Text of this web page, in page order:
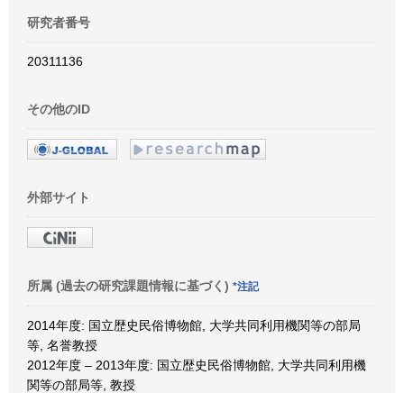
研究者番号
20311136
その他のID
外部サイト
所属 (過去の研究課題情報に基づく) *注記
2014年度: 国立歴史民俗博物館, 大学共同利用機関等の部局
等, 名誉教授
2012年度 – 2013年度: 国立歴史民俗博物館, 大学共同利用機
関等の部局等, 教授